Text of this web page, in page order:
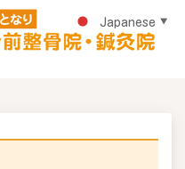
Japanese ▼